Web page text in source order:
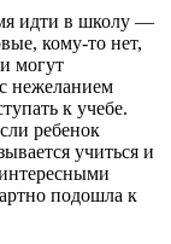
идти в школу —
кому-то нет,
могут
нежеланием
к учебе.
ребенок
учиться и
подошла к